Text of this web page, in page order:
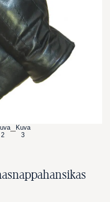
suurennettuna
2
Kuva
3